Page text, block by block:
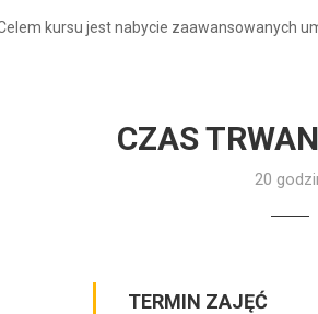
kursu jest nabycie zaawansowanych
CZAS
20
TERMIN ZAJĘĆ